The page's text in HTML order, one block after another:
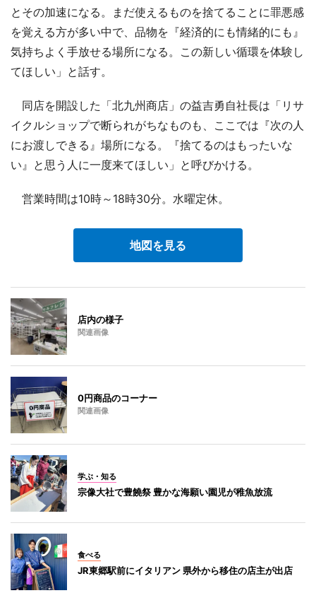
とその加速になる。まだ使えるものを捨てることに罪悪感
を覚える方が多い中で、品物を『経済的にも情緒的にも』
気持ちよく手放せる場所になる。この新しい循環を体験し
てほしい」と話す。
同店を開設した「北九州商店」の益吉勇自社長は「リサ
イクルショップで断られがちなものも、ここでは『次の人
にお渡しできる』場所になる。『捨てるのはもったいな
い』と思う人に一度来てほしい」と呼びかける。
営業時間は10時～18時30分。水曜定休。
地図を見る
店内の様子
関連画像
0円商品のコーナー
関連画像
学ぶ・知る
宗像大社で豊饒祭 豊かな海願い園児が稚魚放流
食べる
JR東郷駅前にイタリアン 県外から移住の店主が出店